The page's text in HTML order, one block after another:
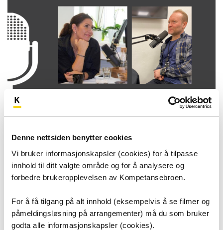
Denne nettsiden benytter cookies
Vi bruker informasjonskapsler (cookies) for å tilpasse
innhold til ditt valgte område og for å analysere og
forbedre brukeropplevelsen av Kompetansebroen.
For å få tilgang på alt innhold (eksempelvis å se filmer og
påmeldingsløsning på arrangementer) må du som bruker
godta alle informasjonskapsler (cookies).
Se flere podkaster
Helhjerta har etablert seg som en populær
podkast hvor du møter mennesker i
helsetjenesten som forteller om jobben og
historien sin, i en varm og helhjerta samtale med